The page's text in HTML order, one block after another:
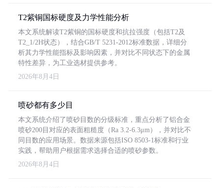
T2紫铜国标硬度及力学性能分析
本文系统解读T2紫铜的国标硬度和抗拉强度（包括T2及
T2_1/2H状态），结合GB/T 5231-2012标准数据，详细分
析其力学性能指标及影响因素，并对比不同状态下的金属
特性差异，为工业选材提供参考。
2026年8月4日
喷砂都有多少目
本文系统介绍了喷砂目数的分级标准，重点分析了铝合金
喷砂200目对应的表面粗糙度（Ra 3.2-6.3μm），并对比不
同目数的应用场景。数据来源包括ISO 8503-1标准和行业
实践，帮助用户根据需求选择合适的喷砂参数。
2026年8月4日